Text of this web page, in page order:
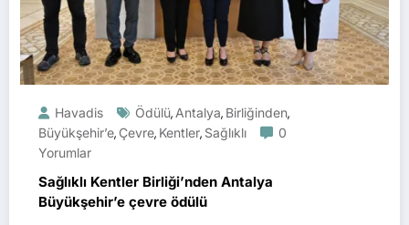
Havadis Ödülü, Antalya, Birliğinden,
Büyükşehir’e, Çevre, Kentler, Sağlıklı
0
Yorumlar
Sağlıklı Kentler Birliği’nden Antalya
Büyükşehir’e çevre ödülü